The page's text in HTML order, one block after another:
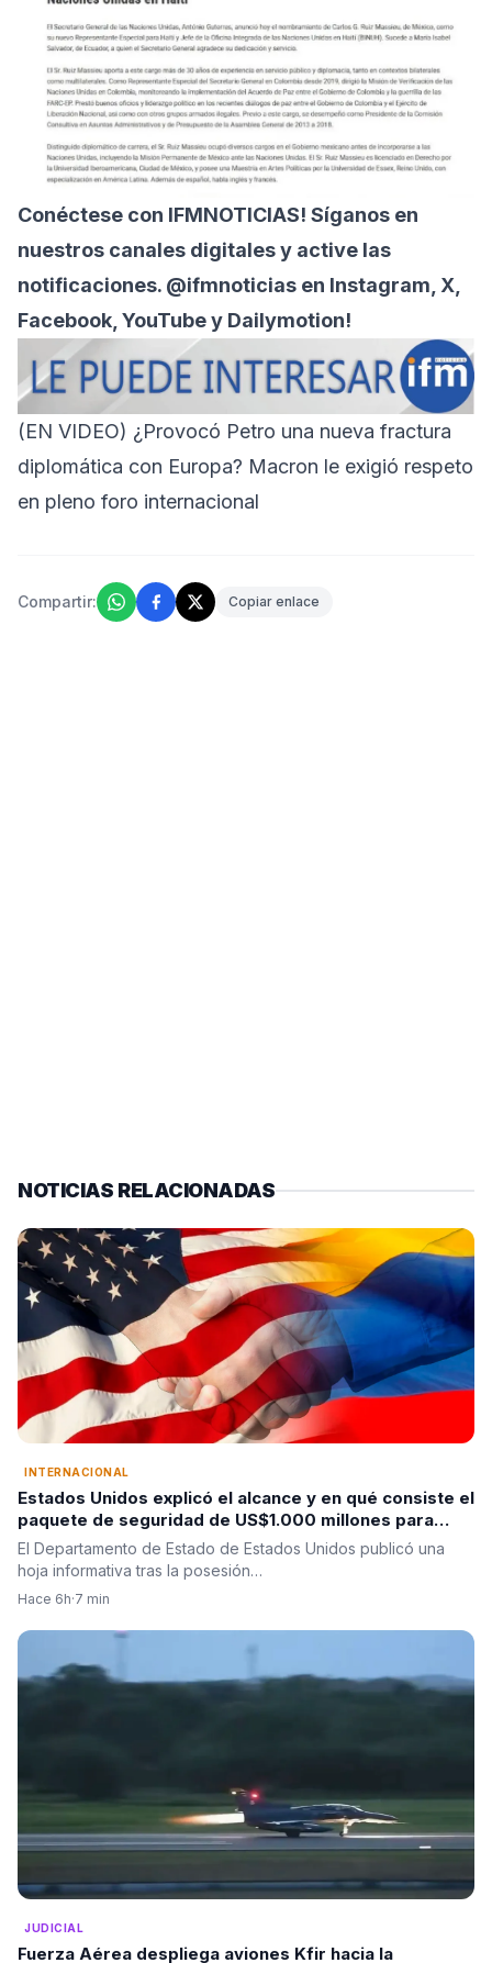
Conéctese con IFMNOTICIAS! Síganos en
nuestros canales digitales y active las
notificaciones. @ifmnoticias en Instagram, X,
Facebook, YouTube y Dailymotion!
(EN VIDEO) ¿Provocó Petro una nueva fractura
diplomática con Europa? Macron le exigió respeto
en pleno foro internacional
Compartir: Copiar enlace
NOTICIAS RELACIONADAS
INTERNACIONAL
Estados Unidos explicó el alcance y en qué consiste el
paquete de seguridad de US$1.000 millones para
Colombia tras la posesión de Abelardo De La Espriella
El Departamento de Estado de Estados Unidos publicó una
hoja informativa tras la posesión…
Hace 6h·7 min
JUDICIAL
Fuerza Aérea despliega aviones Kfir hacia la